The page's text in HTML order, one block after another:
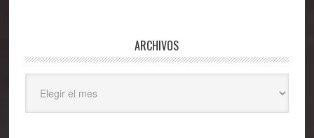
ARCHIVOS